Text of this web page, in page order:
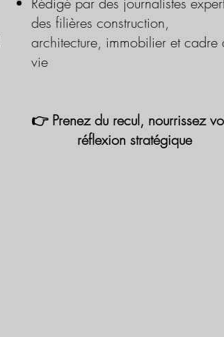
des filières construction,
architecture, immobilier et cadre
vie
👉 Prenez du recul, nourrissez
réflexion stratégique